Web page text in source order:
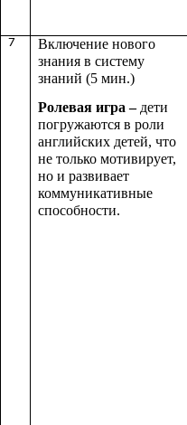
7
Включение нового
знания в систему
знаний (5 мин.)
Ролевая игра –дети
погружаются в роли
английских детей, что
не только мотивирует,
но и развивает
коммуникативные
способности.